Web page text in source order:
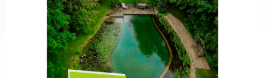
Name
not found